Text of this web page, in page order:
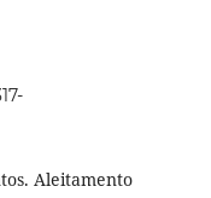
Aleitamento